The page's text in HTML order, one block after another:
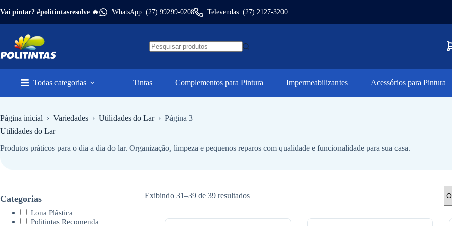
para
Vai pintar? #politintasresolve 🔥 WhatsApp: (27) 99299-0208 Televendas: (27) 2127-3200
Todas categorias Tintas Complementos para Pintura Impermeabilizantes Acessórios para Pintura
Página inicial › Variedades › Utilidades do Lar › Página 3
Utilidades do Lar
Produtos práticos para o dia a dia do lar. Organização, limpeza e pequenos reparos com qualidade e funcionalidade para sua casa.
Exibindo 31–39 de 39 resultados
Categorias
Lona Plástica
Politintas Recomenda